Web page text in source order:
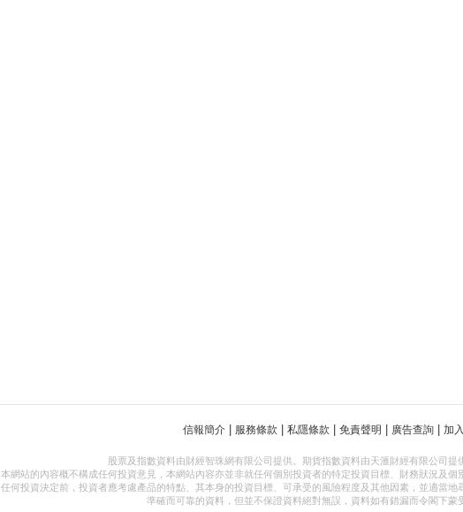
信報簡介 服務條款 私隱條款 免責聲明 廣告查詢 加
股票及指數資料由財經智珠網有限公司提供。期貨指數資料由天滙財經有限公司提
本網站的內容概不構成任何投資意見，本網站內容亦並非就任何個別投資者的特定投資目標、財務狀況及
任何投資決定前，投資者應考慮產品的特點、其本身的投資目標、可承受的風險程度及其他因素，並適當
準確而可靠的資料，但並不保證資料絕對無誤，資料如有錯漏而令閣下蒙